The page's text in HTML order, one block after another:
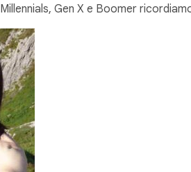
Gen X e Boomer